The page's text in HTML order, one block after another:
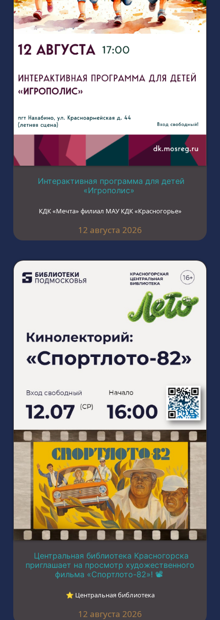
Интерактивная программа для детей
«Игрополис»
КДК «Мечта» филиал МАУ КДК «Красногорье»
12 августа 2026
Центральная библиотека Красногорска
приглашает на просмотр художественного
фильма «Спортлото-82»! 📽️
⭐︎ Центральная библиотека
12 августа 2026